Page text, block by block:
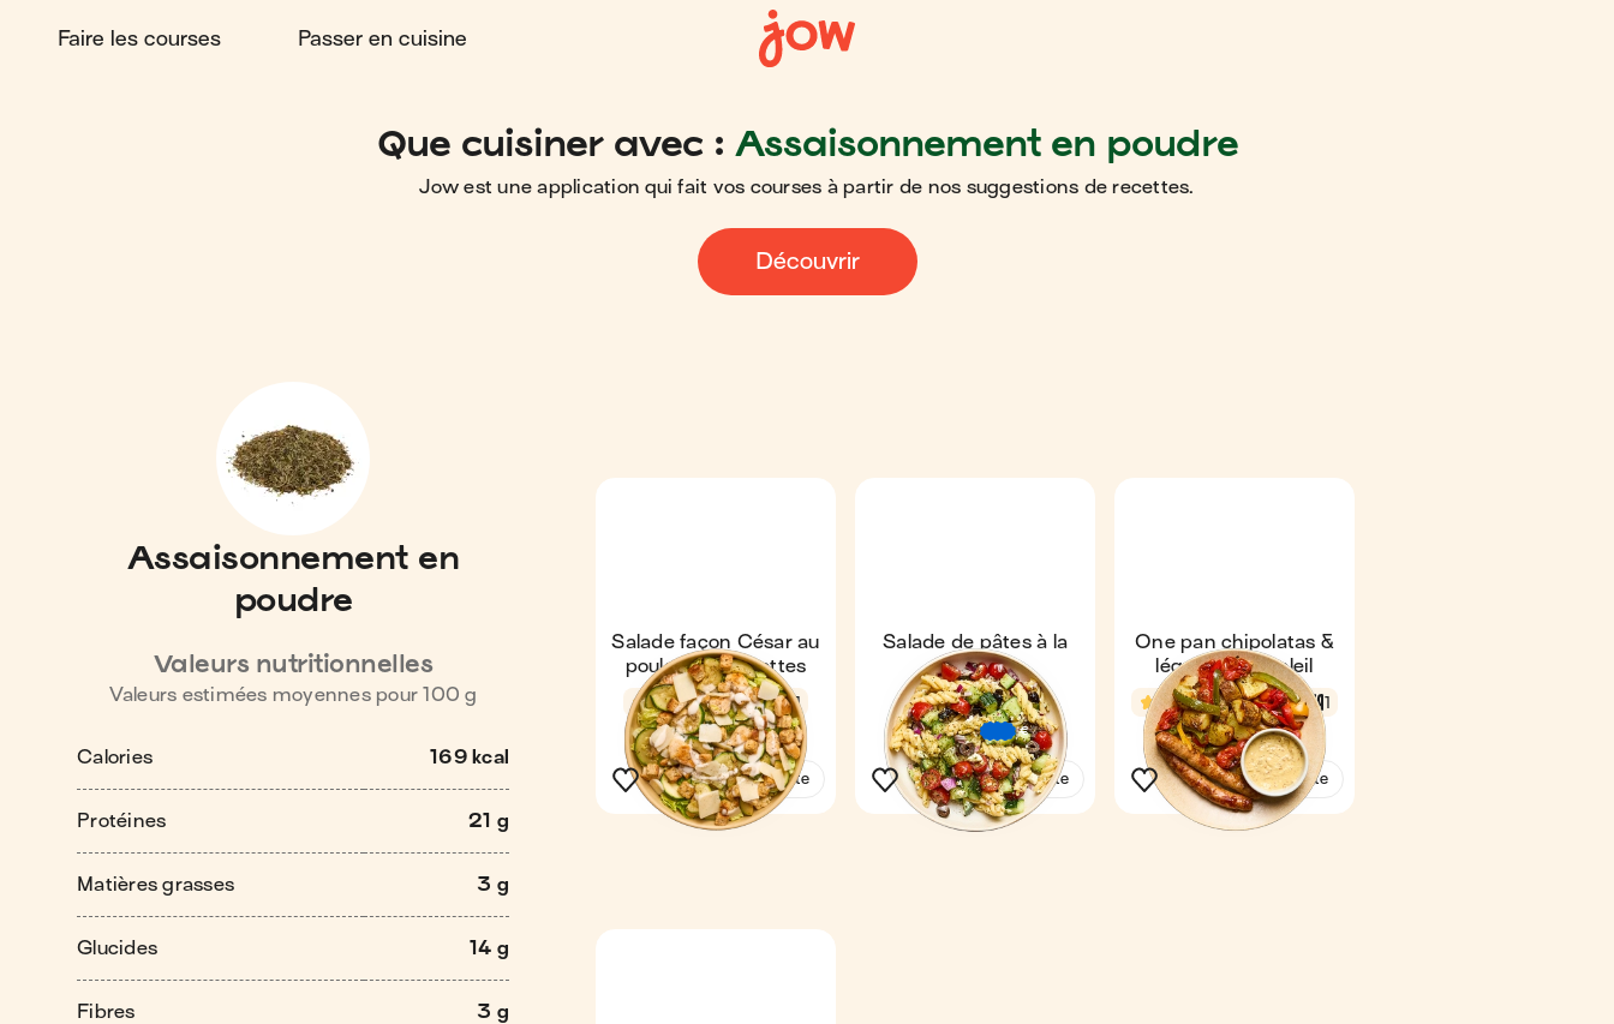
Faire les courses Passer en cuisine
Que cuisiner avec : Assaisonnement en poudre
Jow est une application qui fait vos courses à partir de nos suggestions de recettes.
Découvrir
Assaisonnement en
poudre
Valeurs nutritionnelles
Valeurs estimées moyennes pour 100 g
Calories 169 kcal
Protéines 21 g
Matières grasses 3 g
Glucides 14 g
Fibres 3 g
Salade façon César au
poulet & courgettes
4,7 16 min 1
Voir la recette
Salade de pâtes à la
grecque
Coup de ❤️
4,7
21 min
€€€1
Voir la recette
One pan chipolatas &
légumes du soleil
4,6 1 h 3 min 1
Voir la recette